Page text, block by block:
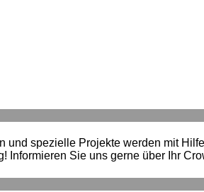
und spezielle Projekte werden mit
Informieren Sie uns gerne über Ihr